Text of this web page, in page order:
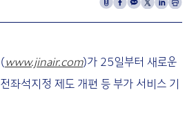
www.jinair.com)가 25일부터 새로운
좌석지정 제도 개편 등 부가 서비스 기